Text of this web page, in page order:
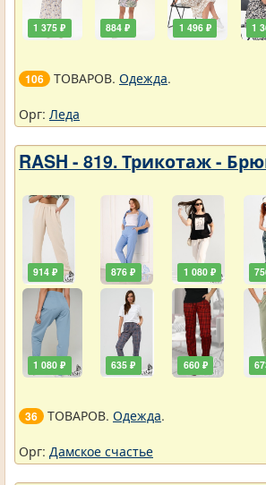
1 375 ₽ 884 ₽ 1 496 ₽ 1
106 ТОВАРОВ. Одежда.
Орг: Леда
RASH - 819. Трикотаж -
914 ₽
1 080 ₽
876 ₽
635 ₽
1 080 ₽
660 ₽
36 ТОВАРОВ. Одежда.
Орг: Дамское счастье